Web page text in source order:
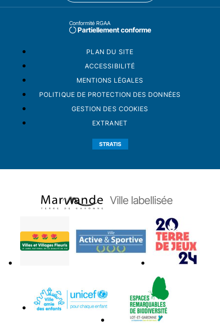
Conformité RGAA
Partiellement conforme
PLAN DU SITE
ACCESSIBILITÉ
MENTIONS LÉGALES
POLITIQUE DE PROTECTION DES DONNÉES
GESTION DES COOKIES
EXTRANET
STRATIS
Ville labellisée